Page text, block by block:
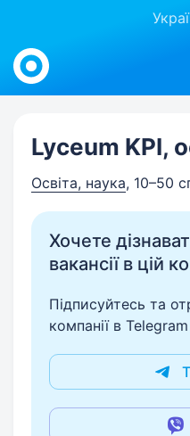
Work.ua
Lyceum KPI,
Освіта, наука, 10–50
Хочете
вакансії в цій
Підписуйтесь та
компанії в